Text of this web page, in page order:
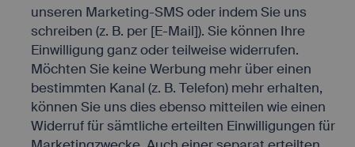
unseren Marketing-SMS oder indem Sie uns
schreiben (z. B. per [E-Mail]). Sie können Ihre
Einwilligung ganz oder teilweise widerrufen.
Möchten Sie keine Werbung mehr über einen
bestimmten Kanal (z. B. Telefon) mehr erhalten,
können Sie uns dies ebenso mitteilen wie einen
Widerruf für sämtliche erteilten Einwilligungen für